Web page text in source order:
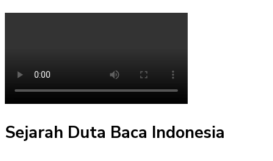
Sejarah Duta Baca Indonesia